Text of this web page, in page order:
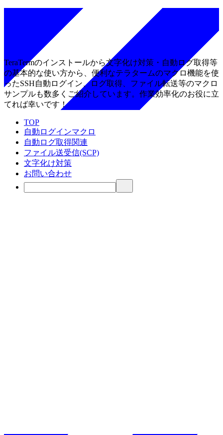
TeraTermのインストールから文字化け対策・自動ログ取得等
の基本的な使い方から、便利なテラタームのマクロ機能を使
ったSSH自動ログイン、ログ取得、ファイル転送等のマクロ
サンプルも数多くご紹介しています。作業効率化のお役に立
てれば幸いです！
TOP
自動ログインマクロ
自動ログ取得関連
ファイル送受信(SCP)
文字化け対策
お問い合わせ